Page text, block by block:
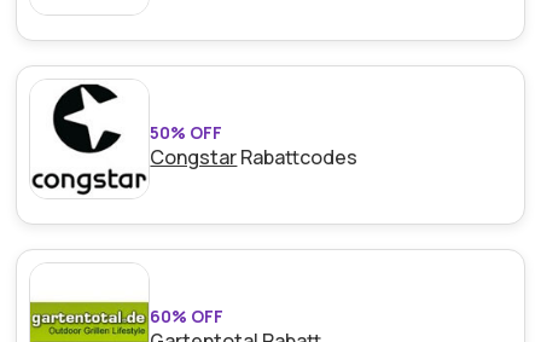
50% OFF
CongstarRabattcodes
60% OFF